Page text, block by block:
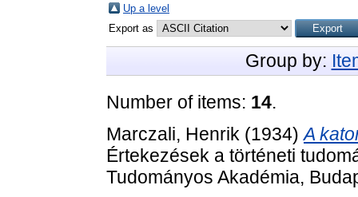
Up a level
Export as
Group by:
Number of items: 14.
Marczali, Henrik (1934)A
Értekezések a történeti
Tudományos Akadémia,